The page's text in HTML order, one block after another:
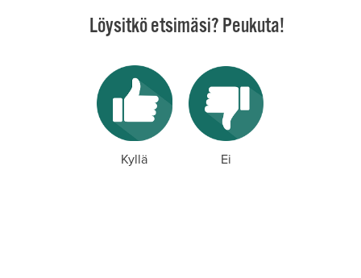
Löysitkö etsimäsi? Peukuta!
Kyllä Ei